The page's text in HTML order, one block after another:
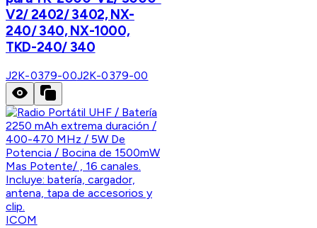
V2/ 2402/ 3402, NX-
240/ 340, NX-1000,
TKD-240/ 340
J2K-0379-00J2K-0379-00
ICOM